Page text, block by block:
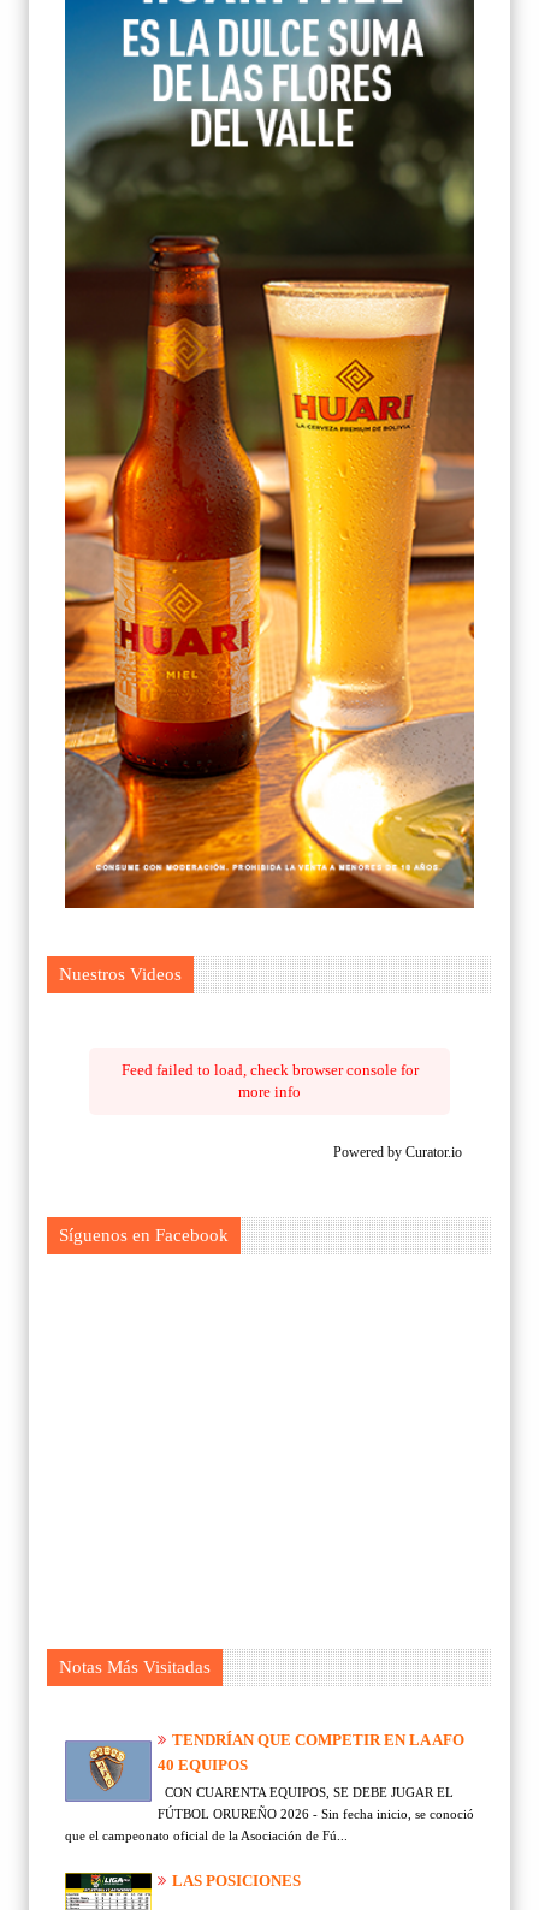
Nuestros Videos
Feed failed to load, check browser console for
more info
Powered by Curator.io
Síguenos en Facebook
Notas Más Visitadas
TENDRÍAN QUE COMPETIR EN LA AFO
40 EQUIPOS
CON CUARENTA EQUIPOS, SE DEBE JUGAR EL
FÚTBOL ORUREÑO 2026 - Sin fecha inicio, se conoció
que el campeonato oficial de la Asociación de Fú...
LAS POSICIONES